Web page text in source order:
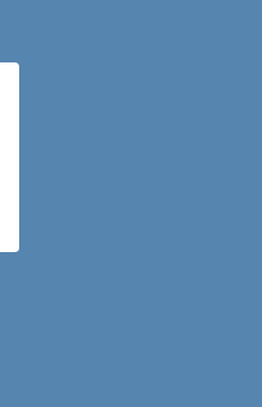
Twitter